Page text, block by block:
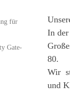
In
80.
Wir
und
für
Gate-